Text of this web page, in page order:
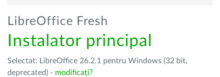
LibreOffice Fresh
Instalator principal
Selectat: LibreOffice 26.2.1 pentru Windows (32 bit,
deprecated) - modificați?